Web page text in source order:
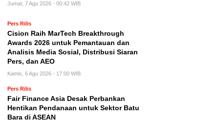
Jumat, 7 Agu 2026 - 00:42 WIB
Pers Rilis
Cision Raih MarTech Breakthrough
Awards 2026 untuk Pemantauan dan
Analisis Media Sosial, Distribusi Siaran
Pers, dan AEO
Kamis, 6 Agu 2026 - 17:00 WIB
Pers Rilis
Fair Finance Asia Desak Perbankan
Hentikan Pendanaan untuk Sektor Batu
Bara di ASEAN